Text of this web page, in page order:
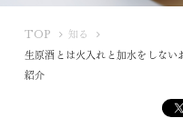
TOP
U
知る
生原酒とは火入れと加水をしない
紹介